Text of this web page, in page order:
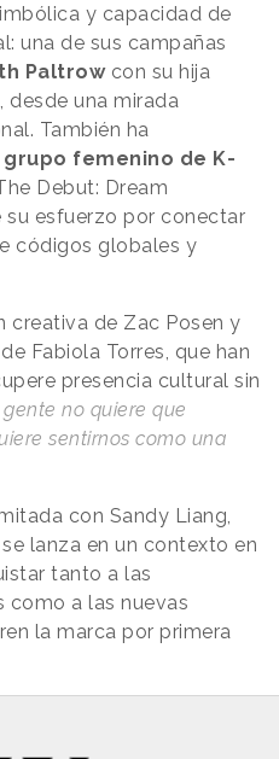
y capacidad de
una de sus campañas
Paltrowcon su hija
desde una mirada
También ha
grupo femenino de K-
Debut: Dream
su esfuerzo por conectar
códigos globales y
creativa de Zac Posen y
Fabiola Torres, que han
presencia cultural sin
gente no quiere que
sentirnos como una
con Sandy Liang,
lanza en un contexto en
tanto a las
como a las nuevas
la marca por primera